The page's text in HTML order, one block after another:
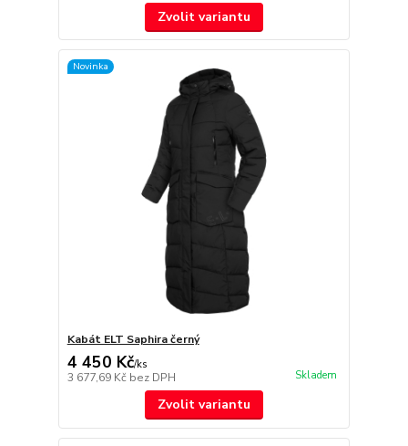
Zvolit variantu
Novinka
Kabát ELT Saphira černý
4 450 Kč/ks
3 677,69 Kč bez DPH Skladem
Zvolit variantu